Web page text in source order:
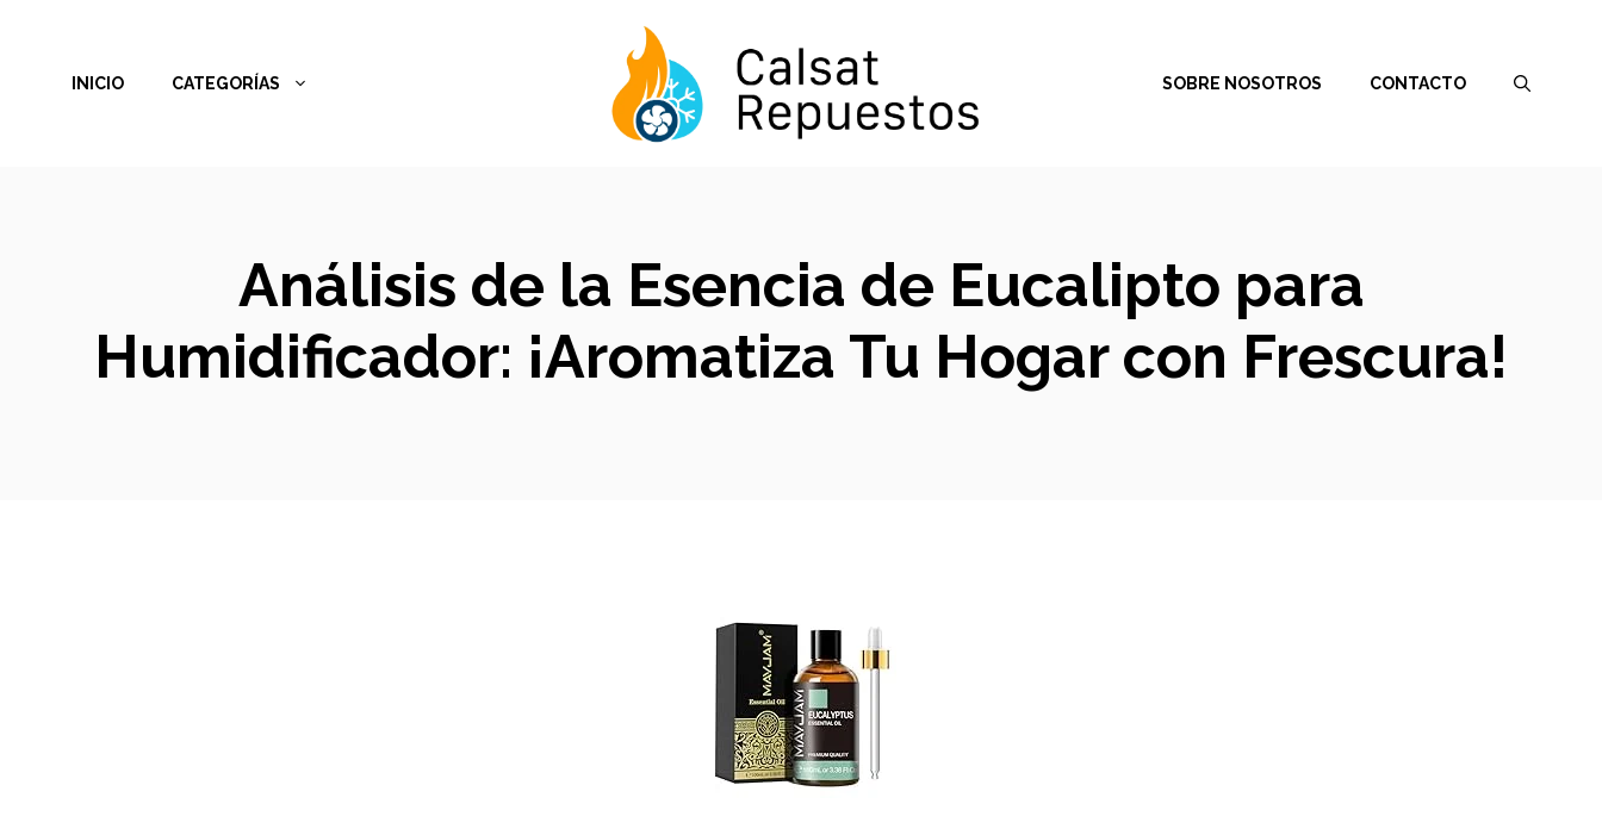
contenidoINICIO CATEGORÍAS SOBRE NOSOTROS CONTACTO
Análisis de la Esencia de Eucalipto para
Humidificador: ¡Aromatiza Tu Hogar con Frescura!